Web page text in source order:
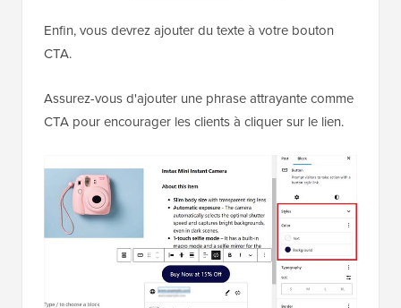
Enfin, vous devrez ajouter du texte à votre bouton
CTA.
Assurez-vous d'ajouter une phrase attrayante comme
CTA pour encourager les clients à cliquer sur le lien.